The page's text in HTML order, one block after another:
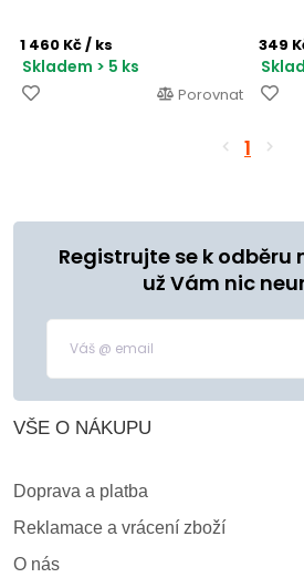
1 460 Kč/ ks
Skladem > 5 ks
Porovnat
349
1
Registrujte se k odběru
už Vám nic
VŠE O NÁKUPU
Doprava a platba
Reklamace a vrácení zboží
O nás